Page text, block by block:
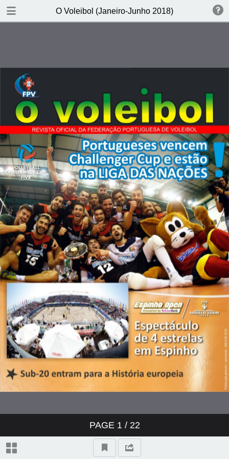
O Voleibol (Janeiro-Junho 2018)
PAGE 1/ 22
DOWNLOAD PDF
1: Capa
1: 02
1: 03
1: 04
1: 05
1: 06
1: 07
1: 08
1: 09
1: 10